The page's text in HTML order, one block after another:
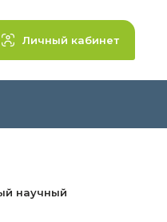
Личный кабинет
научный